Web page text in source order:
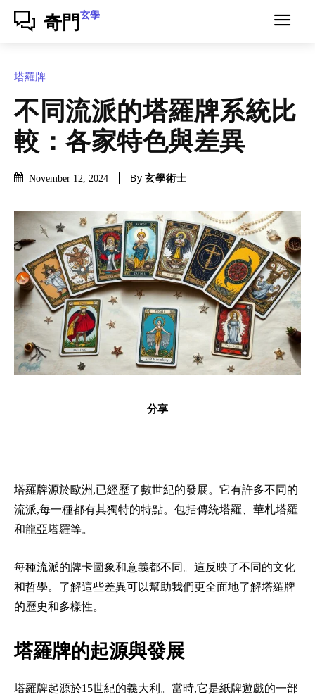
奇門 玄學
塔羅牌
不同流派的塔羅牌系統比
較：各家特色與差異
November 12, 2024 By 玄學術士
分享
塔羅牌源於歐洲,已經歷了數世紀的發展。它有許多不同的
流派,每一種都有其獨特的特點。包括傳統塔羅、華札塔羅
和龍亞塔羅等。
每種流派的牌卡圖象和意義都不同。這反映了不同的文化
和哲學。了解這些差異可以幫助我們更全面地了解塔羅牌
的歷史和多樣性。
塔羅牌的起源與發展
塔羅牌起源於15世紀的義大利。當時,它是紙牌遊戲的一部